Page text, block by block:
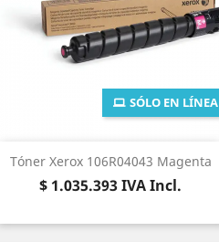
Tóner Xerox 106R04043 Magenta
Precio
$ 1.035.393IVA Incl.
SÓLO EN LÍNEA
Vista rápida